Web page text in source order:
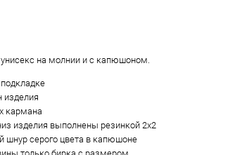
унисекс на молнии и с капюшоном.
изделия
кармана
изделия выполнены резинкой 2х2
шнур серого цвета в капюшоне